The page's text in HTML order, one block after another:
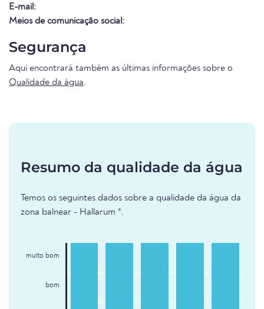
E-mail:
Meios de comunicação social:
Segurança
Aqui encontrará também as últimas informações sobre o
Qualidade da água.
Resumo da qualidade da água
Temos os seguintes dados sobre a qualidade da água da
zona balnear - Hallarum *.
muito bom
bom